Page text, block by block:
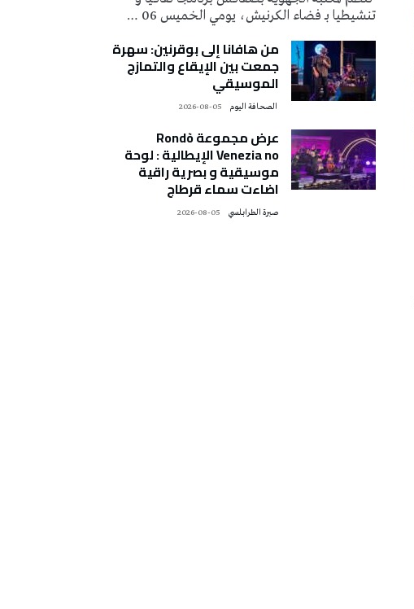
تنشيطيا بـ فضاء الكرنيش، يومي الخميس 06 …
من هافانا إلى بوقرنين: سهرة
جمعت بين الإيقاع والتمازج
الموسيقي
2026-08-05
عرض مجموعة Rondò
Venezia no الإيطالية : لوحة
موسيقية و بصرية راقية
اضاءت سماء قرطاج
صبرة الطرابلسي 2026-08-05